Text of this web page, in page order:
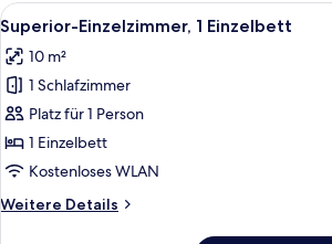
View)
Alle
Fotos
für
Superior-
Einzelzimmer,
1 Einzelbett
anzeigen
Ein kleiner,
5
Superior-Einzelzimmer, 1 Einzelbett
10 m²
1 Schlafzimmer
Platz für 1 Person
1 Einzelbett
Kostenloses WLAN
Weitere Details
Weitere